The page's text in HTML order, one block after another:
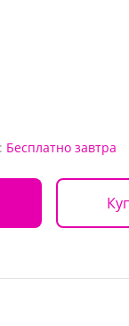
Бесплатно завтра